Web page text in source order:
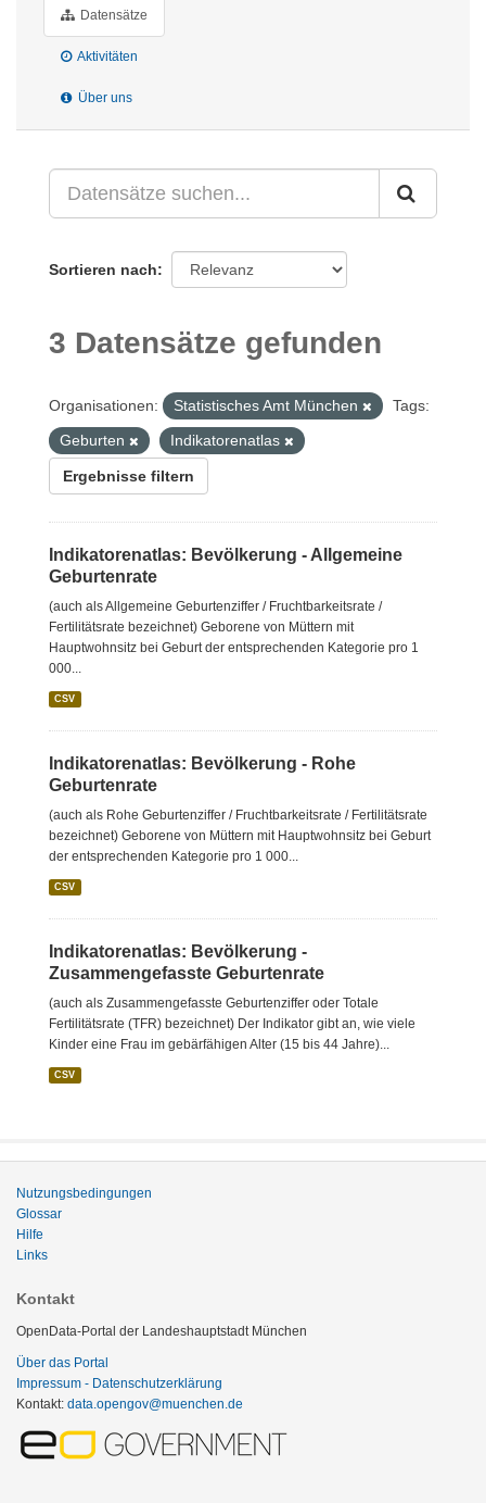
Datensätze
Aktivitäten
Über uns
Sortieren nach
3 Datensätze gefunden
Organisationen: Statistisches Amt München
Tags:
Geburten
Indikatorenatlas
Ergebnisse filtern
Indikatorenatlas: Bevölkerung - Allgemeine
Geburtenrate
(auch als Allgemeine Geburtenziffer / Fruchtbarkeitsrate /
Fertilitätsrate bezeichnet) Geborene von Müttern mit
Hauptwohnsitz bei Geburt der entsprechenden Kategorie pro 1
000...
CSV
Indikatorenatlas: Bevölkerung - Rohe
Geburtenrate
(auch als Rohe Geburtenziffer / Fruchtbarkeitsrate / Fertilitätsrate
bezeichnet) Geborene von Müttern mit Hauptwohnsitz bei Geburt
der entsprechenden Kategorie pro 1 000...
CSV
Indikatorenatlas: Bevölkerung -
Zusammengefasste Geburtenrate
(auch als Zusammengefasste Geburtenziffer oder Totale
Fertilitätsrate (TFR) bezeichnet) Der Indikator gibt an, wie viele
Kinder eine Frau im gebärfähigen Alter (15 bis 44 Jahre)...
CSV
Nutzungsbedingungen
Glossar
Hilfe
Links
Kontakt
OpenData-Portal der Landeshauptstadt München
Über das Portal
Impressum - Datenschutzerklärung
Kontakt: data.opengov@muenchen.de